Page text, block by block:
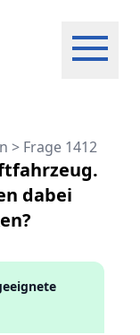
> Frage 1412
dabei